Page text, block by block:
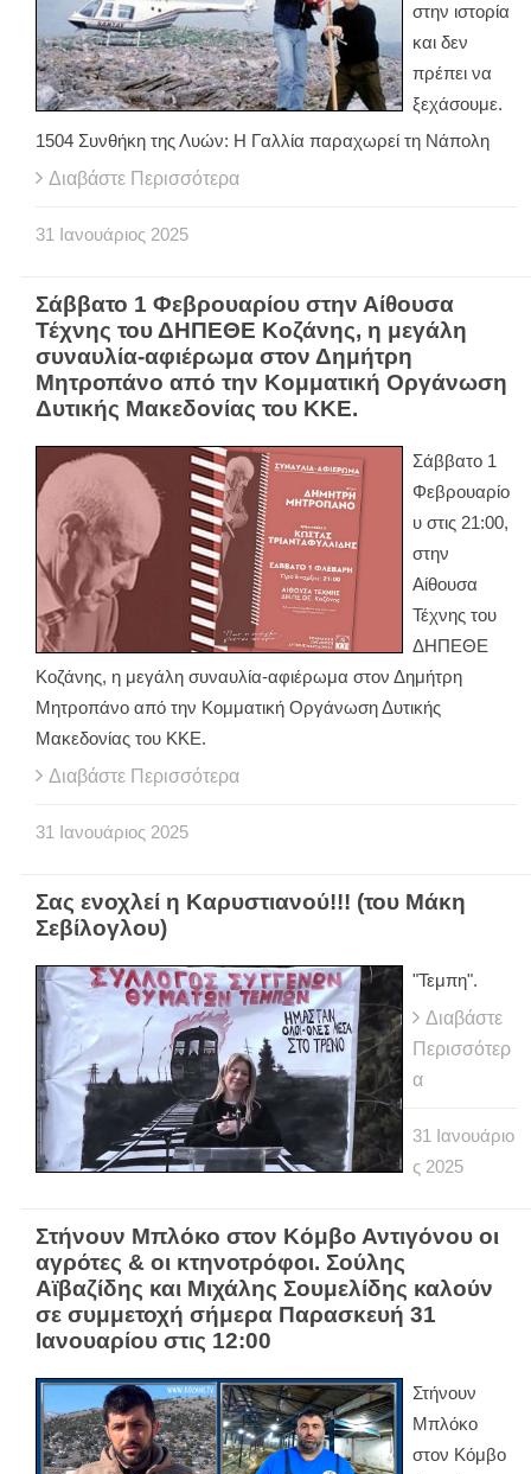
στην ιστορία
και δεν
πρέπει να
ξεχάσουμε.
1504 Συνθήκη της Λυών: Η Γαλλία παραχωρεί τη Νάπολη
Διαβάστε Περισσότερα
31 Ιανουάριος 2025
Σάββατο 1 Φεβρουαρίου στην Αίθουσα
Τέχνης του ΔΗΠΕΘΕ Κοζάνης, η μεγάλη
συναυλία-αφιέρωμα στον Δημήτρη
Μητροπάνο από την Κομματική Οργάνωση
Δυτικής Μακεδονίας του ΚΚΕ.
Σάββατο 1
Φεβρουαρίο
υ στις 21:00,
στην
Αίθουσα
Τέχνης του
ΔΗΠΕΘΕ
Κοζάνης, η μεγάλη συναυλία-αφιέρωμα στον Δημήτρη
Μητροπάνο από την Κομματική Οργάνωση Δυτικής
Μακεδονίας του ΚΚΕ.
Διαβάστε Περισσότερα
31 Ιανουάριος 2025
Σας ενοχλεί η Καρυστιανού!!! (του Μάκη
Σεβίλογλου)
"Τεμπη".
Διαβάστε
Περισσότερ
α
31
Ιανουάριο
ς 2025
Στήνουν Μπλόκο στον Κόμβο Αντιγόνου οι
αγρότες & οι κτηνοτρόφοι. Σούλης
Αϊβαζίδης και Μιχάλης Σουμελίδης καλούν
σε συμμετοχή σήμερα Παρασκευή 31
Ιανουαρίου στις 12:00
Στήνουν
Μπλόκο
στον Κόμβο